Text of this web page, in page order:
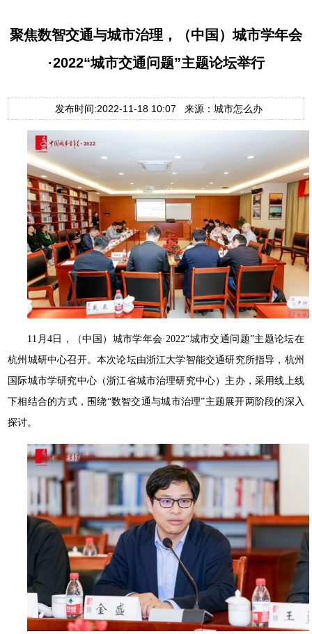
聚焦数智交通与城市治理，（中国）城市学年会
·2022“城市交通问题”主题论坛举行
发布时间:2022-11-18 10:07 来源：城市怎么办
11月4日，（中国）城市学年会·2022“城市交通问题”主题论坛在
杭州城研中心召开。本次论坛由浙江大学智能交通研究所指导，杭州
国际城市学研究中心（浙江省城市治理研究中心）主办，采用线上线
下相结合的方式，围绕“数智交通与城市治理”主题展开两阶段的深入
探讨。